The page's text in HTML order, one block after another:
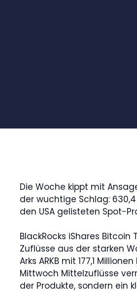
Die Woche kippt mit
der wuchtige Schlag:
den USA gelisteten Spot-
BlackRocks iShares
Zuflüsse aus der starken
Arks ARKB mit 177,1
Mittwoch Mittelzuflüsse
der Produkte, sondern ein